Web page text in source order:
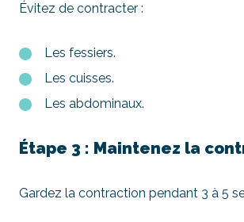
Évitez de contracter :
Les fessiers.
Les cuisses.
Les abdominaux.
Étape 3 : Maintenez la
Gardez la contraction pendant 3 à 5